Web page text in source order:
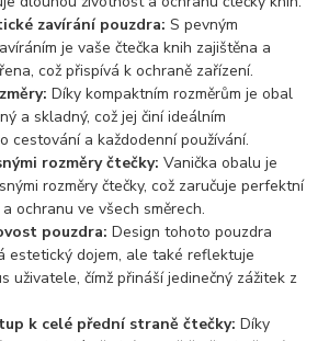
zavírání pouzdra: S pevným
je vaše čtečka knih zajištěna a
což přispívá k ochraně zařízení.
Díky kompaktním rozměrům je obal
a skladný, což jej činí ideálním
cestování a každodenní používání.
rozměry čtečky: Vanička obalu je
rozměry čtečky, což zaručuje perfektní
ochranu ve všech směrech.
pouzdra: Design tohoto pouzdra
estetický dojem, ale také reflektuje
uživatele, čímž přináší jedinečný zážitek z
k celé přední straně čtečky: Díky